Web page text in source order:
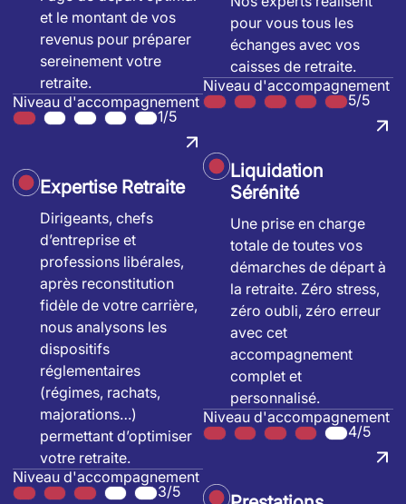
et le montant de vos
revenus pour préparer
sereinement votre
retraite.
Niveau d'accompagnement
1/5
Expertise Retraite
Dirigeants, chefs
d’entreprise et
professions libérales,
après reconstitution
fidèle de votre carrière,
nous analysons les
dispositifs
réglementaires
(régimes, rachats,
majorations…)
permettant d’optimiser
votre retraite.
Niveau d'accompagnement
3/5
pour vous tous les
échanges avec vos
caisses de retraite.
Niveau d'accompagnement
5/5
Liquidation
Sérénité
Une prise en charge
totale de toutes vos
démarches de départ à
la retraite. Zéro stress,
zéro oubli, zéro erreur
avec cet
accompagnement
complet et
personnalisé.
Niveau d'accompagnement
4/5